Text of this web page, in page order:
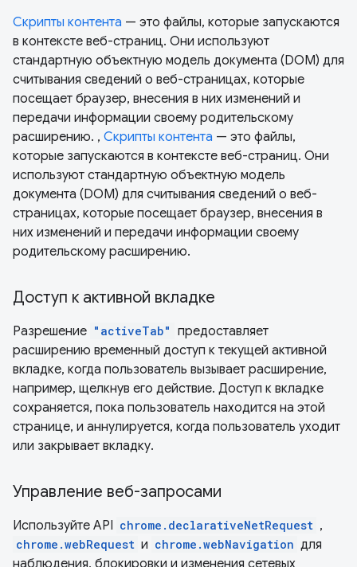
Скрипты контента — это файлы, которые запускаются
в контексте веб-страниц. Они используют
стандартную объектную модель документа (DOM) для
считывания сведений о веб-страницах, которые
посещает браузер, внесения в них изменений и
передачи информации своему родительскому
расширению. , Скрипты контента — это файлы,
которые запускаются в контексте веб-страниц. Они
используют стандартную объектную модель
документа (DOM) для считывания сведений о веб-
страницах, которые посещает браузер, внесения в
них изменений и передачи информации своему
родительскому расширению.
Доступ к активной вкладке
Разрешение "activeTab" предоставляет
расширению временный доступ к текущей активной
вкладке, когда пользователь вызывает расширение,
например, щелкнув его действие. Доступ к вкладке
сохраняется, пока пользователь находится на этой
странице, и аннулируется, когда пользователь уходит
или закрывает вкладку.
Управление веб-запросами
Используйте API chrome.declarativeNetRequest ,
chrome.webRequest и chrome.webNavigation для